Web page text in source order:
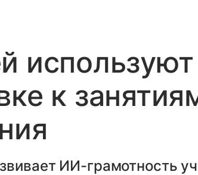
к
ИИ-грамотность